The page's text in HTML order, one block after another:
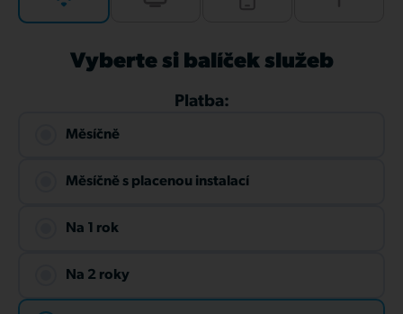
Vyberte si balíček služeb
Platba:
Měsíčně
Měsíčně s placenou instalací
Na 1 rok
Na 2 roky